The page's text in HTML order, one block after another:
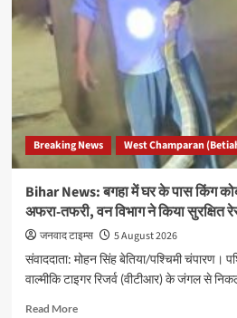
सीमा
तनाव,
सुस्ता
क्षेत्र
निर्माण
को
टीम
पर
पथराव,
प्राथमिकी
दर्ज
Breaking News West Champaran
Bihar News: बगहा में घर के पास किंग
अफरा-तफरी, वन विभाग ने किया सुरक्षित
जनवाद टाइम्स
5 August 2026
संवाददाता: मोहन सिंह बेतिया/पश्चिमी चंपारण।
वाल्मीकि टाइगर रिजर्व (वीटीआर) के जंगल से
Read MoreRead